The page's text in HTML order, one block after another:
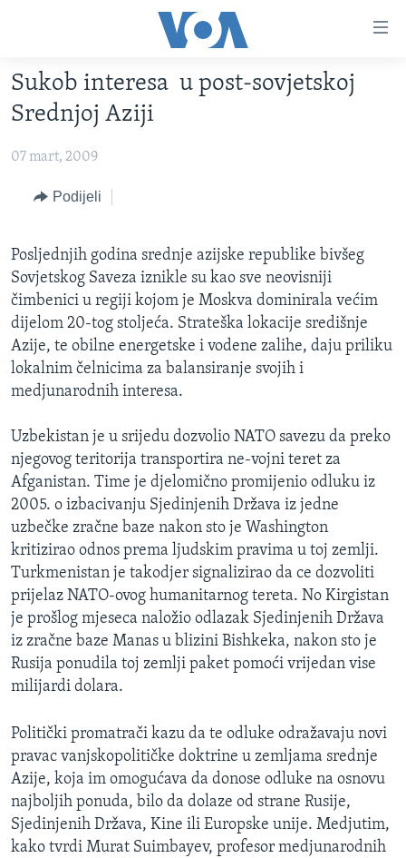
glavni
sadržaj
na
navigaciju
na
pretragu
FOTOGRAFIJE DANA
VIJESTI
BOSNA I HERCEGOVINA
SVIJET
SPECIJALNI PROJEKTI
KORUPCIJA
SLOBODA MEDIJA
ŽENSKA STRANA
IZBJEGLIČKA STRANA
MAGAZIN
O GLASU AMERIKE
Learning English
PRATITE NAS
Jezici
Sukob interesa u post-sovjetskoj
Srednjoj Aziji
07 mart, 2009
Podijeli
Posljednjih godina srednje azijske republike bivšeg
Sovjetskog Saveza iznikle su kao sve neovisniji
čimbenici u regiji kojom je Moskva dominirala većim
dijelom 20-tog stoljeća. Strateška lokacije središnje
Azije, te obilne energetske i vodene zalihe, daju priliku
lokalnim čelnicima za balansiranje svojih i
medjunarodnih interesa.
Uzbekistan je u srijedu dozvolio NATO savezu da preko
njegovog teritorija transportira ne-vojni teret za
Afganistan. Time je djelomično promijenio odluku iz
2005. o izbacivanju Sjedinjenih Država iz jedne
uzbečke zračne baze nakon sto je Washington
kritizirao odnos prema ljudskim pravima u toj zemlji.
Turkmenistan je takodjer signalizirao da ce dozvoliti
prijelaz NATO-ovog humanitarnog tereta. No Kirgistan
je prošlog mjeseca naložio odlazak Sjedinjenih Država
iz zračne baze Manas u blizini Bishkeka, nakon sto je
Rusija ponudila toj zemlji paket pomoći vrijedan vise
milijardi dolara.
Politički promatrači kazu da te odluke odražavaju novi
pravac vanjskopolitičke doktrine u zemljama srednje
Azije, koja im omogućava da donose odluke na osnovu
najboljih ponuda, bilo da dolaze od strane Rusije,
Sjedinjenih Država, Kine ili Europske unije. Medjutim,
kako tvrdi Murat Suimbayev, profesor medjunarodnih